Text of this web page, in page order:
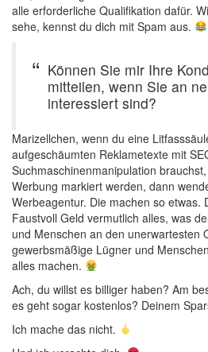
alle erforderliche Qualifikation dafür.
sehe, kennst du dich mit Spam aus.
Können Sie mir Ihre
mitteilen, wenn Sie an
interessiert sind?
Marizellchen, wenn du eine
aufgeschäumten Reklametexte mit
Suchmaschinenmanipulation
Werbung markiert werden, dann
Werbeagentur. Die machen so etwas.
Faustvoll Geld vermutlich alles, was
und Menschen an den unerwartesten
gewerbsmäßige Lügner und
alles machen.
Ach, du willst es billiger haben? Am
es geht sogar kostenlos? Deinem
Ich mache das nicht.